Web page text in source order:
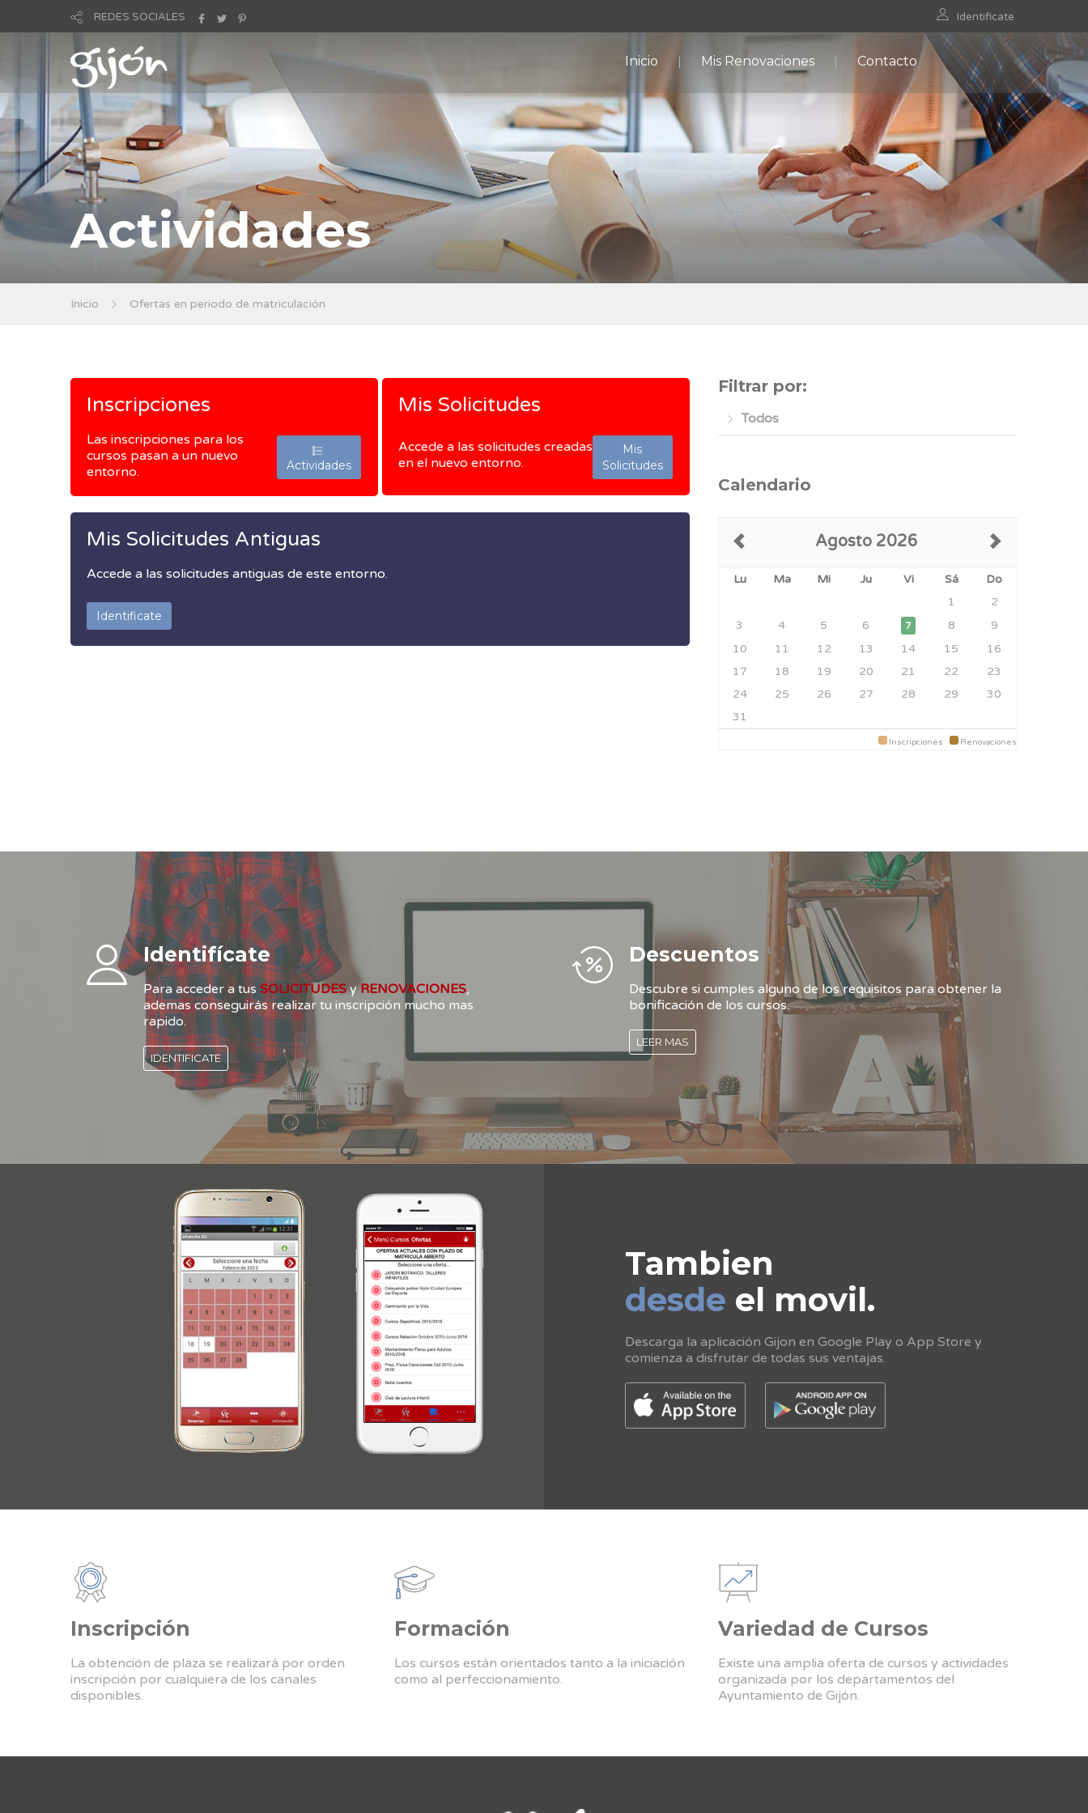
REDES SOCIALES Identificate
Inicio Mis Renovaciones Contacto
Actividades
Inicio Ofertas en periodo de matriculación
Inscripciones
Las inscripciones para los
cursos pasan a un nuevo
entorno.
Actividades
Mis Solicitudes
Accede a las solicitudes creadas
en el nuevo entorno.
Mis
Solicitudes
Mis Solicitudes Antiguas
Accede a las solicitudes antiguas de este entorno.
Identificate
Filtrar por:
Todos
Calendario
Agosto 2026
Lu Ma Mi Ju Vi Sá
Do
1
2
3
4 5 6 7 8
9
10
11 12 13 14 15
16
17
18 19 20 21 22
23
24
25 26 27 28 29
30
31
Inscripciones Renovaciones
Identifícate
Para acceder a tus SOLICITUDESyRENOVACIONES,
ademas conseguirás realizar tu inscripción mucho mas
rapido.
IDENTIFICATE
Descuentos
Descubre si cumples alguno de los requisitos para obtener la
bonificación de los cursos.
LEER MAS
Tambien
desde el movil.
Descarga la aplicación Gijon en Google Play o App Store y
comienza a disfrutar de todas sus ventajas.
Inscripción
La obtención de plaza se realizará por orden
inscripción por cualquiera de los canales
disponibles.
Formación
Los cursos están orientados tanto a la iniciación
como al perfeccionamiento.
Variedad de Cursos
Existe una amplia oferta de cursos y actividades
organizada por los departamentos del
Ayuntamiento de Gijón.